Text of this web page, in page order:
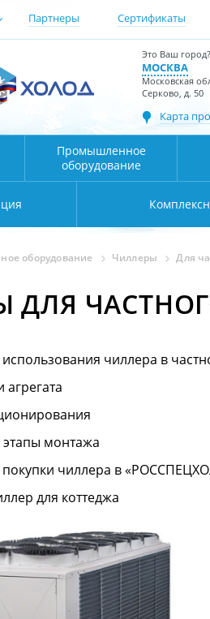
Партнеры Сертификаты
Это Ваш город?
МОСКВА
Московская
Серково, д. 50
Карта
Промышленное
оборудование
оборудование Чиллеры Для
ДЛЯ
чиллера в
агрегата
монтажа
чиллера в
для коттеджа